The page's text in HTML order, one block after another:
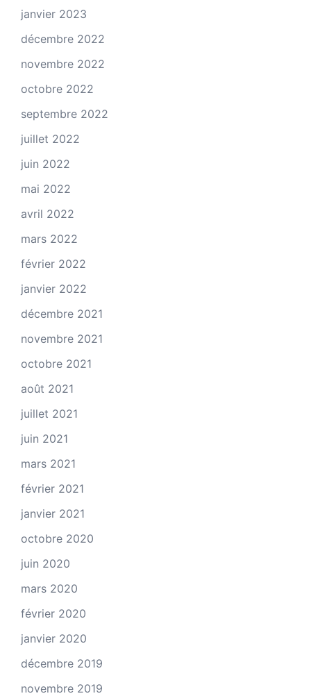
janvier 2023
décembre 2022
novembre 2022
octobre 2022
septembre 2022
juillet 2022
juin 2022
mai 2022
avril 2022
mars 2022
février 2022
janvier 2022
décembre 2021
novembre 2021
octobre 2021
août 2021
juillet 2021
juin 2021
mars 2021
février 2021
janvier 2021
octobre 2020
juin 2020
mars 2020
février 2020
janvier 2020
décembre 2019
novembre 2019